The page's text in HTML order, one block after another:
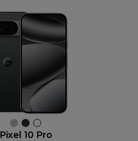
Pixel 10 Pro